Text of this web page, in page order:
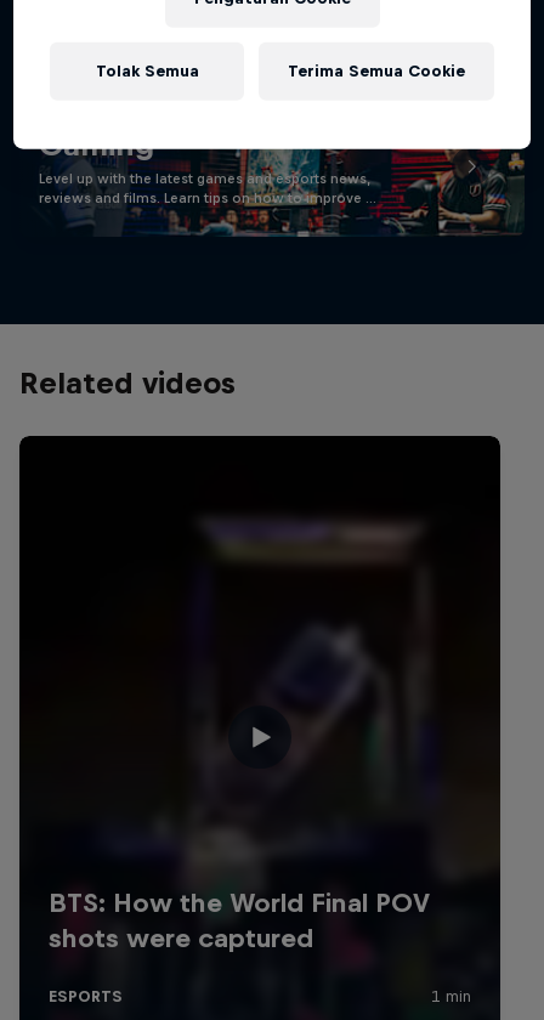
Gaming
Level up with the latest games and esports news,
reviews and films. Learn tips on how to improve …
Related videos
Tolak Semua Terima Semua Cookie